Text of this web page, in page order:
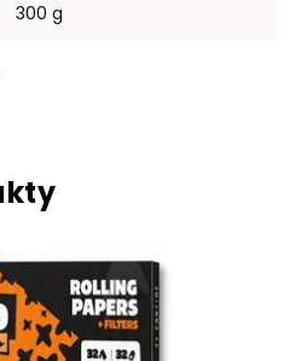
300 g